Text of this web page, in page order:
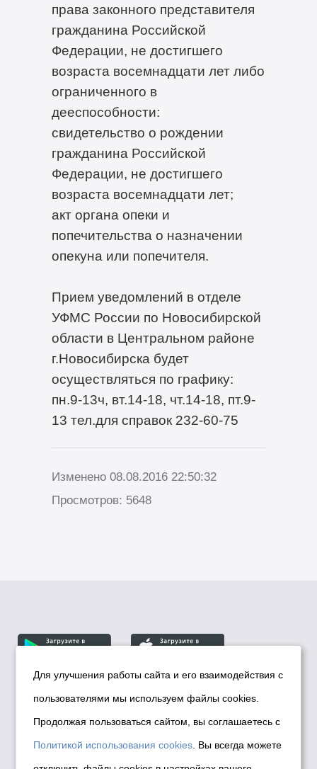
права законного представителя
гражданина Российской
Федерации, не достигшего
возраста восемнадцати лет либо
ограниченного в
дееспособности:
свидетельство о рождении
гражданина Российской
Федерации, не достигшего
возраста восемнадцати лет;
акт органа опеки и
попечительства о назначении
опекуна или попечителя.
Прием уведомлений в отделе
УФМС России по Новосибирской
области в Центральном районе
г.Новосибирска будет
осуществляться по графику:
пн.9-13ч, вт.14-18, чт.14-18, пт.9-
13 тел.для справок 232-60-75
Изменено 08.08.2016 22:50:32
Просмотров: 5648
© Департамент информационной политики мэрии
города Новосибирска, 2026
Политика использования Cookies
Политика по обработке персональных
Для улучшения работы сайта и его взаимодействия с
пользователями мы используем файлы cookies.
Продолжая пользоваться сайтом, вы соглашаетесь с
Политикой использования cookies . Вы всегда можете